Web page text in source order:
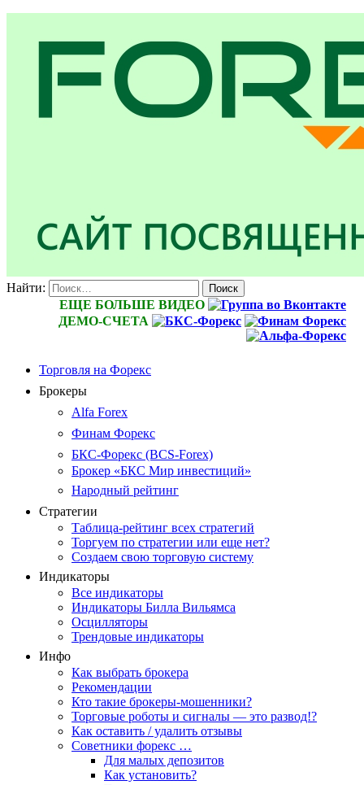
Найти:
ЕЩЕ БОЛЬШЕ ВИДЕО
ДЕМО-СЧЕТА
Торговля на Форекс
Брокеры
Alfa Forex
Финам Форекс
БКС-Форекс (BCS-Forex)
Брокер «БКС Мир инвестиций»
Народный рейтинг
Стратегии
Таблица-рейтинг всех стратегий
Торгуем по стратегии или еще нет?
Создаем свою торговую систему
Индикаторы
Все индикаторы
Индикаторы Билла Вильямса
Осцилляторы
Трендовые индикаторы
Инфо
Как выбрать брокера
Рекомендации
Кто такие брокеры-мошенники?
Торговые роботы и сигналы — это развод!?
Как оставить / удалить отзывы
Советники форекс …
Для малых депозитов
Как установить?